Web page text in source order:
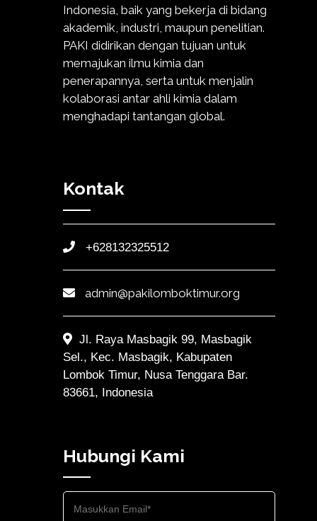
Indonesia, baik yang bekerja di bidang
akademik, industri, maupun penelitian.
PAKI didirikan dengan tujuan untuk
memajukan ilmu kimia dan
penerapannya, serta untuk menjalin
kolaborasi antar ahli kimia dalam
menghadapi tantangan global.
Kontak
+628132325512
admin@pakilomboktimur.org
Jl. Raya Masbagik 99, Masbagik
Sel., Kec. Masbagik, Kabupaten
Lombok Timur, Nusa Tenggara Bar.
83661, Indonesia
Hubungi Kami